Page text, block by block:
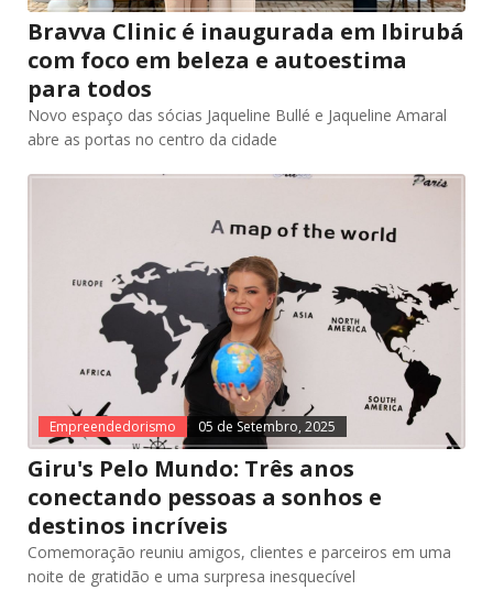
Bravva Clinic é inaugurada em Ibirubá
com foco em beleza e autoestima
para todos
Novo espaço das sócias Jaqueline Bullé e Jaqueline Amaral
abre as portas no centro da cidade
Empreendedorismo 05 de Setembro, 2025
Giru's Pelo Mundo: Três anos
conectando pessoas a sonhos e
destinos incríveis
Comemoração reuniu amigos, clientes e parceiros em uma
noite de gratidão e uma surpresa inesquecível